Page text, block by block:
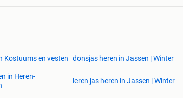
Kostuums en vesten donsjas heren in Jassen | Winter
in Heren-
leren jas heren in Jassen | Winter